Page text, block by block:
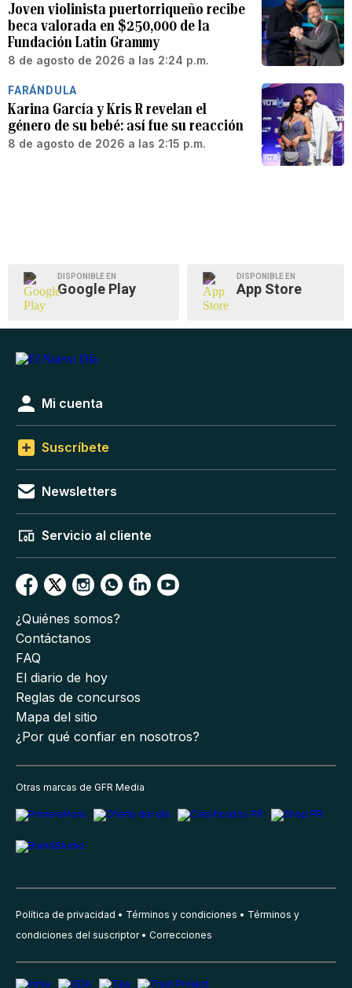
Joven violinista puertorriqueño recibe
beca valorada en $250,000 de la
Fundación Latin Grammy
8 de agosto de 2026 a las 2:24 p.m.
FARÁNDULA
Karina García y Kris R revelan el
género de su bebé: así fue su reacción
8 de agosto de 2026 a las 2:15 p.m.
DISPONIBLE EN
Google Play
DISPONIBLE EN
App Store
Mi cuenta
Suscríbete
Newsletters
Servicio al cliente
¿Quiénes somos?
Contáctanos
FAQ
El diario de hoy
Reglas de concursos
Mapa del sitio
¿Por qué confiar en nosotros?
Otras marcas de GFR Media
Política de privacidad Términos y condiciones
Términos y
condiciones del suscriptor
Correcciones